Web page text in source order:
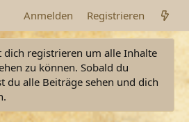
Anmelden Registrieren
dich registrieren um alle Inhalte
zu können. Sobald du
du alle Beiträge sehen und dich